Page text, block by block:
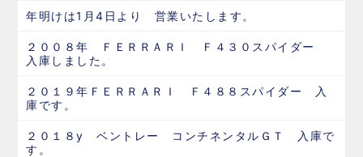
年明けは1月4日より 営業いたします。
２００８年 ＦＥＲＲＡＲＩ Ｆ４３０スパイダー
入庫しました。
２０１９年ＦＥＲＲＡＲＩ Ｆ４８８スパイダー 入
庫です。
２０１８y ベントレー コンチネンタルＧＴ 入庫で
す。